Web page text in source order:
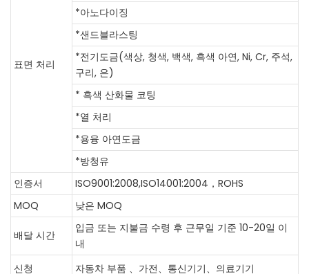
표면 처리
*아노다이징
*샌드블라스팅
*전기도금(색상, 청색, 백색, 흑색 아연, Ni, Cr, 주석,
구리, 은)
* 흑색 산화물 코팅
*열 처리
*용융 아연도금
*방청유
인증서
ISO9001:2008,ISO14001:2004，ROHS
MOQ
낮은 MOQ
배달 시간
입금 또는 지불금 수령 후 근무일 기준 10-20일 이
내
신청
자동차 부품 、가전、통신기기、의료기기